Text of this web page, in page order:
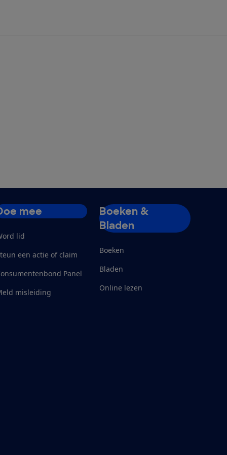
mee
lid
een actie of claim
Panel
misleiding
Boeken &
Bladen
Boeken
Bladen
Online lezen